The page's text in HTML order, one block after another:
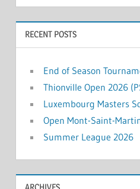
RECENT POSTS
End of Season
Thionville Open 2026
Luxembourg Masters
Open Mont-Saint-
Summer League 2026